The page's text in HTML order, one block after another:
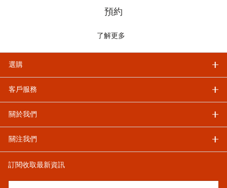
預約
了解更多
選購
客戶服務
關於我們
關注我們
訂閱收取最新資訊